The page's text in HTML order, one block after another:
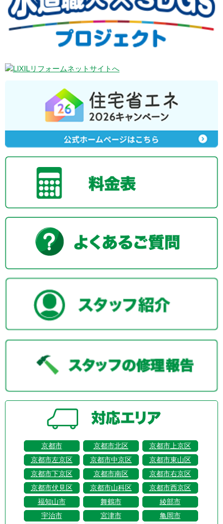
京都市 京都市北区
京都市上京区
京都市左京区
京都市中京区
京都市東山区
京都市下京区
京都市南区
京都市右京区
京都市伏見区
京都市山科区
京都市西京区
福知山市
舞鶴市
綾部市
宇治市
宮津市
亀岡市